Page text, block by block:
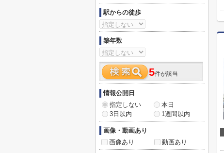
駅からの徒歩
築年数
5件が該当
情報公開日
指定しない
本日
3日以内
1週間以内
画像・動画あり
画像あり
動画あり